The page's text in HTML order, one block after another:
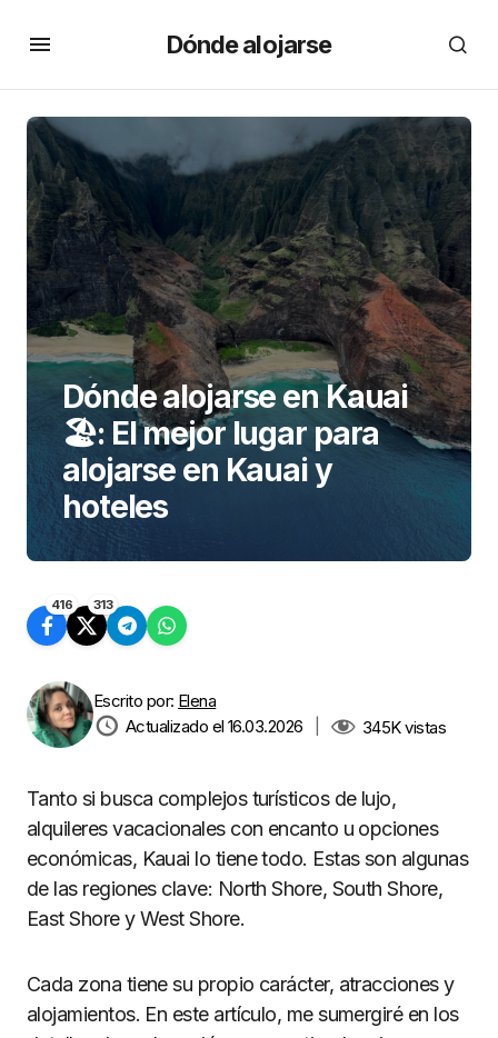
Dónde alojarse
Dónde alojarse en Kauai
🏖: El mejor lugar para
alojarse en Kauai y
hoteles
416 313
Escrito por: Elena
Actualizado el 16.03.2026
345Kvistas
Tanto si busca complejos turísticos de lujo,
alquileres vacacionales con encanto u opciones
económicas, Kauai lo tiene todo. Estas son algunas
de las regiones clave: North Shore, South Shore,
East Shore y West Shore.
Cada zona tiene su propio carácter, atracciones y
alojamientos. En este artículo, me sumergiré en los